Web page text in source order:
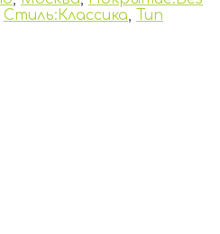
Стиль:Классика, Тип